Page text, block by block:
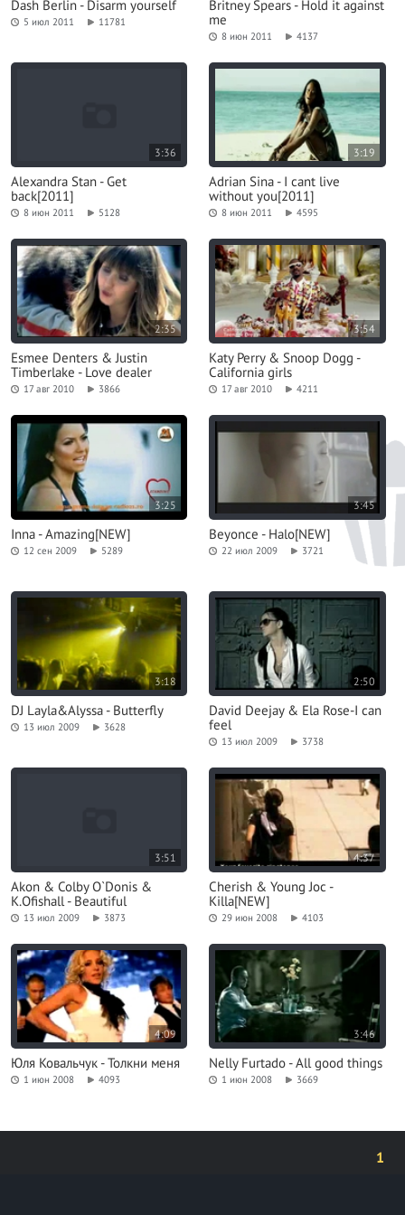
Dash Berlin - Disarm yourself
5 июл 2011 11781
Britney Spears - Hold it against
me
8 июн 2011 4137
3:36
Alexandra Stan - Get
back[2011]
8 июн 2011 5128
3:19
Adrian Sina - I cant live
without you[2011]
8 июн 2011 4595
2:35
Esmee Denters & Justin
Timberlake - Love dealer
17 авг 2010 3866
3:54
Katy Perry & Snoop Dogg -
California girls
17 авг 2010 4211
3:25
Inna - Amazing[NEW]
12 сен 2009 5289
3:45
Beyonce - Halo[NEW]
22 июл 2009 3721
3:18
DJ Layla&Alyssa - Butterfly
13 июл 2009 3628
2:50
David Deejay & Ela Rose-I can
feel
13 июл 2009 3738
3:51
Akon & Colby O`Donis &
K.Ofishall - Beautiful
13 июл 2009 3873
4:37
Cherish & Young Joc -
Killa[NEW]
29 июн 2008 4103
4:09
Юля Ковальчук - Толкни меня
1 июн 2008 4093
3:46
Nelly Furtado - All good things
1 июн 2008 3669
1